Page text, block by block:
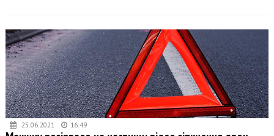
25.06.2021 16:49